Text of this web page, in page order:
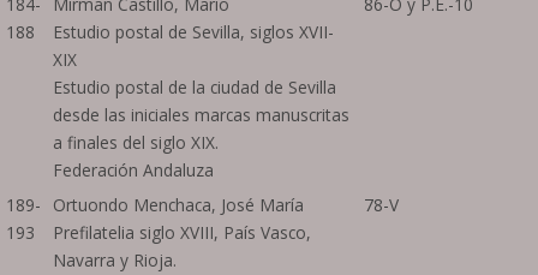
188
Estudio postal de Sevilla, siglos XVII-
XIX
Estudio postal de la ciudad de Sevilla
desde las iniciales marcas manuscritas
a finales del siglo XIX.
Federación Andaluza
189-
193
Ortuondo Menchaca, José María
Prefilatelia siglo XVIII, País Vasco,
Navarra y Rioja.
78-V